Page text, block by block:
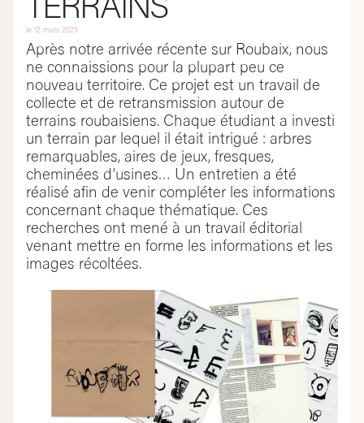
TERRAINS
le 12 mars 2025
Après notre arrivée récente sur Roubaix, nous
ne connaissions pour la plupart peu ce
nouveau territoire. Ce projet est un travail de
collecte et de retransmission autour de
terrains roubaisiens. Chaque étudiant a investi
un terrain par lequel il était intrigué : arbres
remarquables, aires de jeux, fresques,
cheminées d’usines… Un entretien a été
réalisé afin de venir compléter les informations
concernant chaque thématique. Ces
recherches ont mené à un travail éditorial
venant mettre en forme les informations et les
images récoltées.